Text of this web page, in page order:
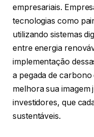
empresariais.
tecnologias como
utilizando sistemas
entre energia
implementação
a pegada de
melhora sua
investidores, que
sustentáveis.